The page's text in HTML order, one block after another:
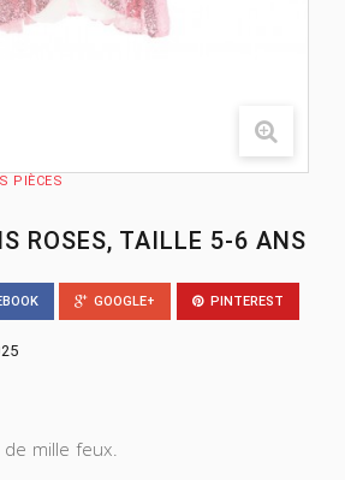
PIÈCES
ROSES, TAILLE 5-6 ANS
GOOGLE+ PINTEREST
mille feux.